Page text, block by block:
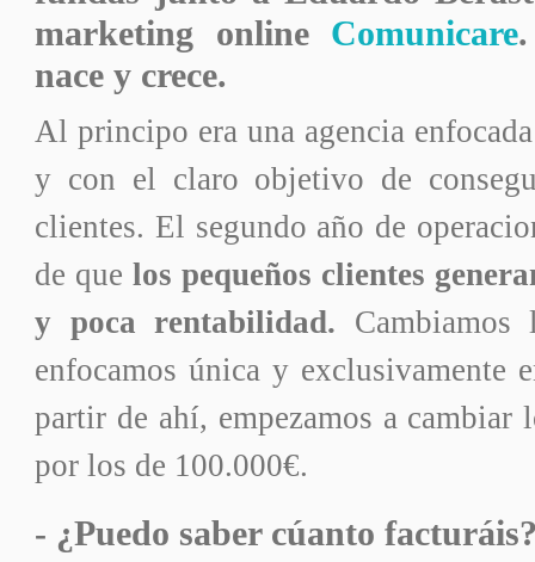
marketing online Comunicare
nace y crece.
Al principo era una agencia
y con el claro objetivo de
clientes. El segundo año de
de quelos pequeños clientes
y poca rentabilidad.
enfocamos única y exclusivamente
partir de ahí, empezamos a cambiar
por los de 100.000€.
- ¿Puedo saber cúanto